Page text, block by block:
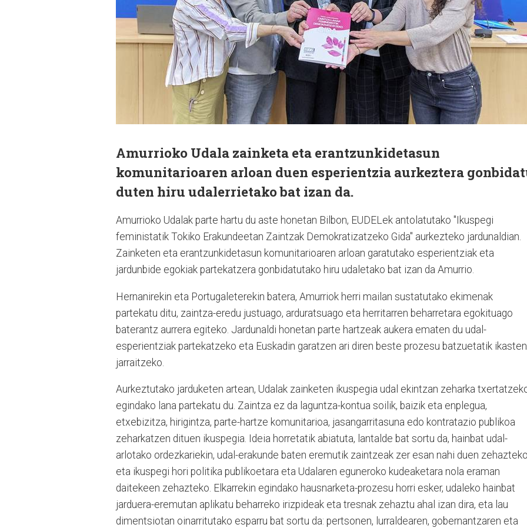
Amurrioko Udala zainketa eta erantzunkidetasun
komunitarioaren arloan duen esperientzia aurkeztera
duten hiru udalerrietako bat izan da.
Amurrioko Udalak parte hartu du aste honetan Bilbon, EUDELek antolatutako "Ikuspegi
feministatik Tokiko Erakundeetan Zaintzak Demokratizatzeko Gida" aurkezteko jardunaldian.
Zainketen eta erantzunkidetasun komunitarioaren arloan garatutako esperientziak eta
jardunbide egokiak partekatzera gonbidatutako hiru udaletako bat izan da Amurrio.
Hernanirekin eta Portugaleterekin batera, Amurriok herri mailan sustatutako ekimenak
partekatu ditu, zaintza-eredu justuago, arduratsuago eta herritarren beharretara egokituago
baterantz aurrera egiteko. Jardunaldi honetan parte hartzeak aukera ematen du udal-
esperientziak partekatzeko eta Euskadin garatzen ari diren beste prozesu batzuetatik ikasten
jarraitzeko.
Aurkeztutako jarduketen artean, Udalak zainketen ikuspegia udal ekintzan zeharka
egindako lana partekatu du. Zaintza ez da laguntza-kontua soilik, baizik eta enplegua,
etxebizitza, hirigintza, parte-hartze komunitarioa, jasangarritasuna edo kontratazio publikoa
zeharkatzen dituen ikuspegia. Ideia horretatik abiatuta, lantalde bat sortu da, hainbat udal-
arlotako ordezkariekin, udal-erakunde baten eremutik zaintzeak zer esan nahi duen
eta ikuspegi hori politika publikoetara eta Udalaren eguneroko kudeaketara nola eraman
daitekeen zehazteko. Elkarrekin egindako hausnarketa-prozesu horri esker, udaleko hainbat
jarduera-eremutan aplikatu beharreko irizpideak eta tresnak zehaztu ahal izan dira, eta lau
dimentsiotan oinarritutako esparru bat sortu da: pertsonen, lurraldearen, gobernantzaren eta